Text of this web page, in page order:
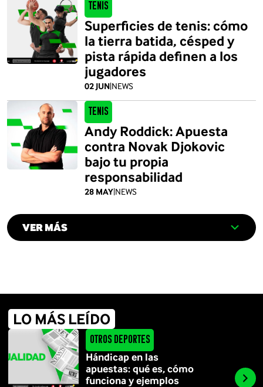
Tenis
02 JUN|NEWS
Superficies de tenis: cómo
la tierra batida, césped y
pista rápida definen a los
jugadores
Tenis
28 MAY|NEWS
Andy Roddick: Apuesta
contra Novak Djokovic
bajo tu propia
responsabilidad
VER MÁS
LO MÁS LEÍDO
Otros Deportes
Hándicap en las
apuestas: qué es, cómo
funciona y ejemplos